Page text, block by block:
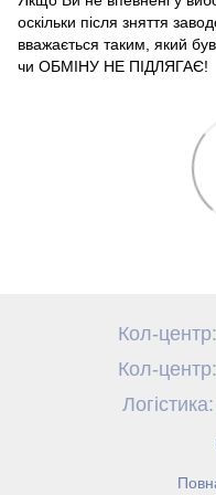
оскільки після зняття
вважається таким, який
чи ОБМІНУ НЕ ПІДЛЯГАЄ!
Кол-
Кол-